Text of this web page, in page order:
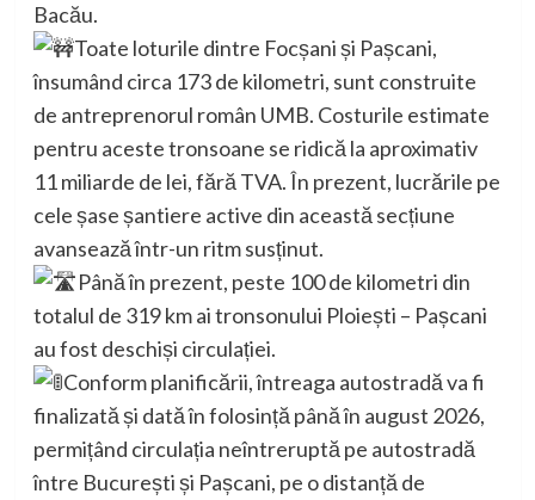
Bacău.
Toate loturile dintre Focșani și Pașcani,
însumând circa 173 de kilometri, sunt construite
de antreprenorul român UMB. Costurile estimate
pentru aceste tronsoane se ridică la aproximativ
11 miliarde de lei, fără TVA. În prezent, lucrările pe
cele șase șantiere active din această secțiune
avansează într-un ritm susținut.
Până în prezent, peste 100 de kilometri din
totalul de 319 km ai tronsonului Ploiești – Pașcani
au fost deschiși circulației.
Conform planificării, întreaga autostradă va fi
finalizată și dată în folosință până în august 2026,
permițând circulația neîntreruptă pe autostradă
între București și Pașcani, pe o distanță de